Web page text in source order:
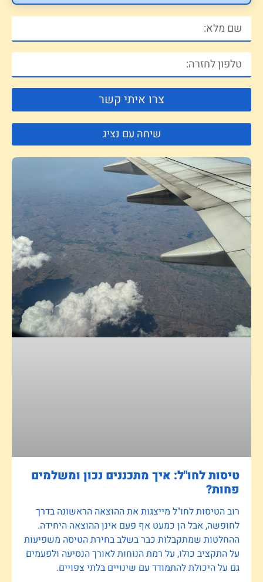
צרו איתי קשר
שיחה עם נציג
טיסות לחו"ל: איך מתכננים נכון ומשלמים
פחות?
רוב הטיסות לחו"ל מייצגות את ההוצאה הראשונה בדרך
לחופשה, אבל הן כמעט אף פעם אינן ההוצאה היחידה.
ההחלטות שמתקבלות כבר בשלב בחירת הטיסה משפיעות
על התקציב כולו, על רמת הנוחות לאורך הנסיעה ולפעמים
גם על היכולת להתמודד עם שינויים בלתי צפויים.